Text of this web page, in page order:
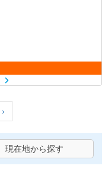
›
現在地から探す